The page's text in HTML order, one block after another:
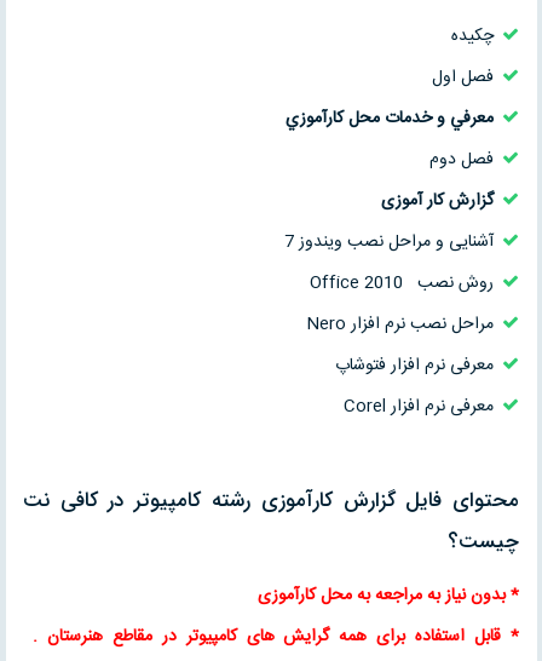
چکیده
فصل اول
معرفي و خدمات محل كارآموزي
فصل دوم
گزارش کار آموزی
آشنایی و مراحل نصب ویندوز 7
روش نصب Office 2010
مراحل نصب نرم افزار Nero
معرفی نرم افزار فتوشاپ
معرفی نرم افزار Corel
محتوای فایل گزارش کارآموزی رشته کامپیوتر در کافی نت
چیست؟
* بدون نیاز به مراجعه به محل کارآموزی
* قابل استفاده برای همه گرایش های کامپیوتر در مقاطع هنرستان .